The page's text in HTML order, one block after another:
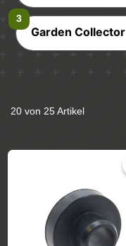
Garden Collector
20 von 25 Artikel